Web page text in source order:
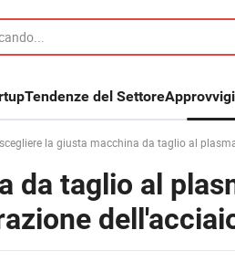
Tendenze del Settore
la giusta macchina da taglio al plasma a fiamma per il tuo
da taglio al